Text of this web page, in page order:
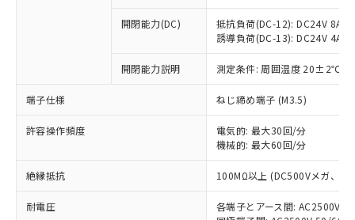
開閉能力(DC)
抵抗負荷(DC-12): DC24V 8A/
誘導負荷(DC-13): DC24V 4A/
開閉能力説明 測定条件: 周囲温度 20±2℃、
端子仕様 ねじ締め端子 (M3.5)
許容操作頻度
電気的: 最大30回/分
機械的: 最大60回/分
絶縁抵抗 100MΩ以上 (DC500Vメガ、点
耐電圧
各端子とアース間: AC2500V
本サービスは、当社制御機器事業取扱
商品の当社在庫状況および標準価格
(税抜)を提供させていただくもので
当社制御機器事業取扱商品の中には、
本サービスの対象外となる商品もある
ことをご了承ください。
在庫状況および標準価格照会結果は、
記載している更新日時点での社内デー
タに基づき作成されるものであり、閲
準価格とは異なる場合があることをご
調査・確認中：EU RoHS指令（10物質）の
非含有の対応状況を調査中または確認中の
非該当品：ライセンス料など無形物で、有
害物質有無と関係のない商品です。
仕入先様の事情により、非含有部品として
いたものが、含有品と判明した場合などや
むを得ず変更することがあります。
*EU RoHS指令（10物質）：
鉛(Pb) 1000ppm以下、 水銀(Hg) 1000ppm以下、 カド
六価クロム(Cr(Ⅵ)) 1000ppm以下、ポリ臭化ビフェニル
「○」：最大均質材料含有率が中国RoHSの
基準値以下であることを示します。
「×」：最大均質材料含有率が中国RoHSの
基準値を超えていることを示します。
「－」：未確認です。当社販売部門へお問
当社は、これら貴社製品のうち、外国
為替および外国貿易法に定める商品
（以下｢規制貨物等」という）を輸出
または国外への提供する場合は、日本
国政府の輸出許可(または役務取引許
可)を取得するなどの必要な手続きを